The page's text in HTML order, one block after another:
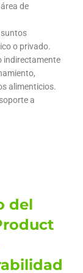
de
o privado.
indirectamente
alimenticios.
a
del